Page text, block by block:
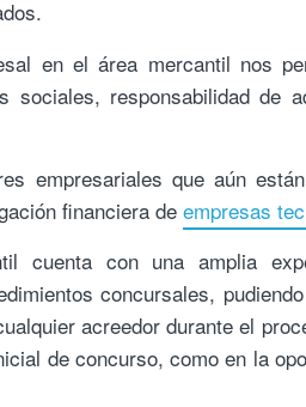
en el área mercantil nos
sociales, responsabilidad de
empresariales que aún
financiera deempresas
cuenta con una amplia
concursales,
acreedor durante el
de concurso, como en la